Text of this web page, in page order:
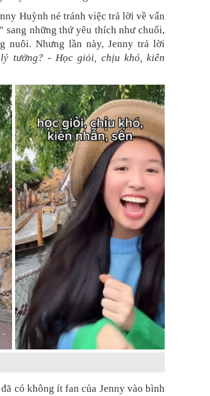
Huỳnh né tránh việc trả lời về vấn
những thứ yêu thích như chuối,
nuôi. Nhưng lần này, Jenny trả lời
tưởng? - Học giỏi, chịu khó, kiên
có không ít fan của Jenny vào bình